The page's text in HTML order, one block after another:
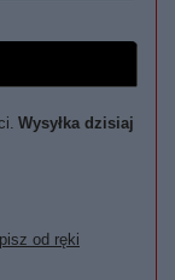
Wysyłka dzisiaj
od ręki